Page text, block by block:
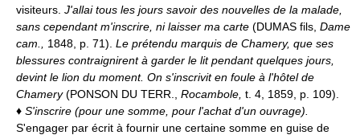
visiteurs. J'allai tous les jours savoir des nouvelles de la malade,
sans cependant m'inscrire, ni laisser ma carte (DUMAS fils, Dame
cam., 1848, p. 71). Le prétendu marquis de Chamery, que ses
blessures contraignirent à garder le lit pendant quelques jours,
devint le lion du moment. On s'inscrivit en foule à l'hôtel de
Chamery(PONSON DU TERR., Rocambole, t. 4, 1859, p. 109).
♦ S'inscrire (pour une somme, pour l'achat d'un ouvrage).
S'engager par écrit à fournir une certaine somme en guise de